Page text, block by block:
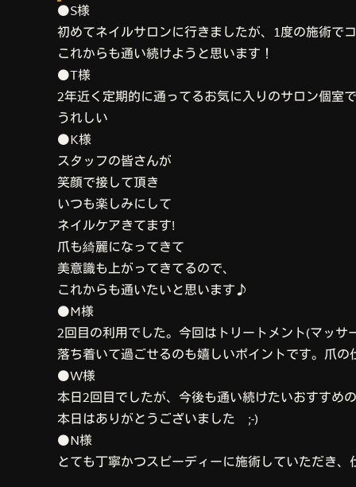
⚫S様
初めてネイルサロンに行きましたが、1度の施術で
これからも通い続けようと思います！
⚫T様
2年近く定期的に通ってるお気に入りのサロン個室
うれしい
⚫K様
スタッフの皆さんが
笑顔で接して頂き
いつも楽しみにして
ネイルケアきてます!
爪も綺麗になってきて
美意識も上がってきてるので、
これからも通いたいと思います♪
⚫M様
2回目の利用でした。今回はトリートメント(マッ
落ち着いて過ごせるのも嬉しいポイントです。爪
⚫W様
本日2回目でしたが、今後も通い続けたいおすすめ
本日はありがとうございました ;-)
⚫N様
とても丁寧かつスピーディーに施術していただき